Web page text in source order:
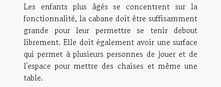
Les enfants plus âgés se concentrent sur la
fonctionnalité, la cabane doit être suffisamment
grande pour leur permettre se tenir debout
librement. Elle doit également avoir une surface
qui permet à plusieurs personnes de jouer et de
l'espace pour mettre des chaises et même une
table.